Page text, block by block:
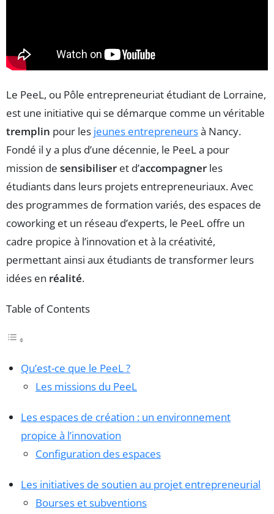
Le PeeL, ou Pôle entrepreneuriat étudiant de Lorraine,
est une initiative qui se démarque comme un véritable
tremplin pour les jeunes entrepreneursà Nancy.
Fondé il y a plus d’une décennie, le PeeL a pour
mission de sensibiliser et d’accompagner les
étudiants dans leurs projets entrepreneuriaux. Avec
des programmes de formation variés, des espaces de
coworking et un réseau d’experts, le PeeL offre un
cadre propice à l’innovation et à la créativité,
permettant ainsi aux étudiants de transformer leurs
idées en réalité.
Table of Contents
Qu’est-ce que le PeeL ?
Les missions du PeeL
Les espaces de création : un environnement
propice à l’innovation
Configuration des espaces
Les initiatives de soutien au projet entrepreneurial
Bourses et subventions